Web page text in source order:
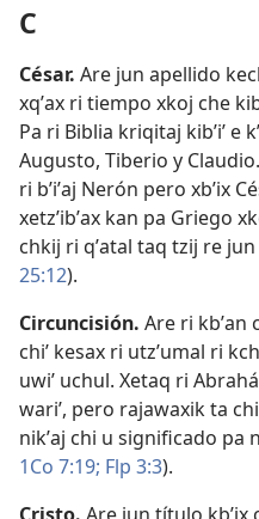
C
César. Are jun apellido
xqʼax ri tiempo xkoj che
Pa ri Biblia kriqitaj kibʼiʼ e
Augusto, Tiberio y
ri bʼiʼaj Nerón pero xbʼix
xetzʼibʼax kan pa Griego
chkij ri qʼatal taq tzij re
25:12).
Circuncisión. Are ri kbʼan
chiʼ kesax ri utzʼumal ri
uwiʼ uchul. Xetaq ri
wariʼ, pero rajawaxik ta
nikʼaj chi u significado pa
1Co 7:19; Flp 3:3).